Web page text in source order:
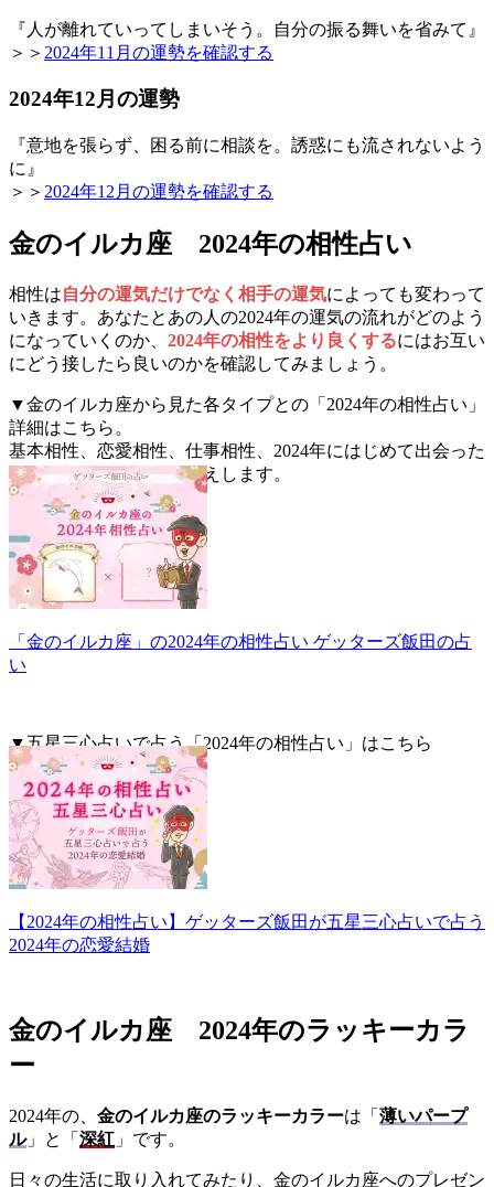
『人が離れていってしまいそう。自分の振る舞いを省みて』
＞＞ 2024年11月の運勢を確認する
2024年12月の運勢
『意地を張らず、困る前に相談を。誘惑にも流されないよう
に』
＞＞ 2024年12月の運勢を確認する
金のイルカ座 2024年の相性占い
相性は自分の運気だけでなく相手の運気によっても変わって
いきます。あなたとあの人の2024年の運気の流れがどのよう
になっていくのか、 2024年の相性をより良くするにはお互い
にどう接したら良いのかを確認してみましょう。
▼金のイルカ座から見た各タイプとの「2024年の相性占い」
詳細はこちら。
基本相性、恋愛相性、仕事相性、2024年にはじめて出会った
人との相性を詳しくお伝えします。
「金のイルカ座」の2024年の相性占い ゲッターズ飯田の占
い
▼五星三心占いで占う「2024年の相性占い」はこちら
【2024年の相性占い】ゲッターズ飯田が五星三心占いで占う
2024年の恋愛結婚
金のイルカ座 2024年のラッキーカラ
ー
2024年の、 金のイルカ座のラッキーカラーは「 薄いパープ
ル」と「 深紅 」です。
日々の生活に取り入れてみたり、金のイルカ座へのプレゼン